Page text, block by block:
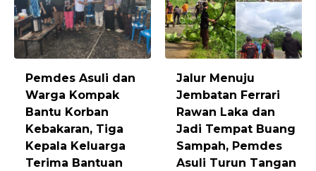
Pemdes Asuli dan
Warga Kompak
Bantu Korban
Kebakaran, Tiga
Kepala Keluarga
Terima Bantuan
Jalur Menuju
Jembatan Ferrari
Rawan Laka dan
Jadi Tempat Buang
Sampah, Pemdes
Asuli Turun Tangan